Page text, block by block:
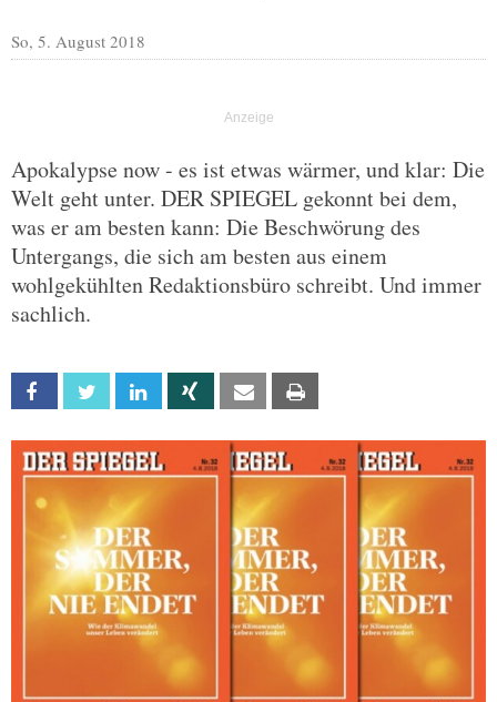
So, 5. August 2018
Apokalypse now - es ist etwas wärmer, und klar: Die
Welt geht unter. DER SPIEGEL gekonnt bei dem,
was er am besten kann: Die Beschwörung des
Untergangs, die sich am besten aus einem
wohlgekühlten Redaktionsbüro schreibt. Und immer
sachlich.
Facebook Twitter Linkedin Xing Email